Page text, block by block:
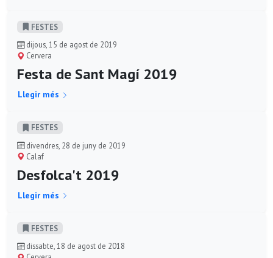
FESTES
dijous, 15 de agost de 2019
Cervera
Festa de Sant Magí 2019
Llegir més
FESTES
divendres, 28 de juny de 2019
Calaf
Desfolca't 2019
Llegir més
FESTES
dissabte, 18 de agost de 2018